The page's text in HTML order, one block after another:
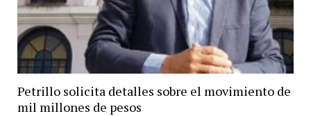
Petrillo solicita detalles sobre el movimiento de
mil millones de pesos